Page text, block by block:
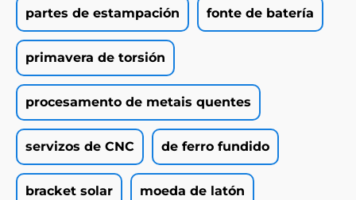
partes de estampación fonte de batería
primavera de torsión
procesamento de metais quentes
servizos de CNC de ferro fundido
bracket solar moeda de latón